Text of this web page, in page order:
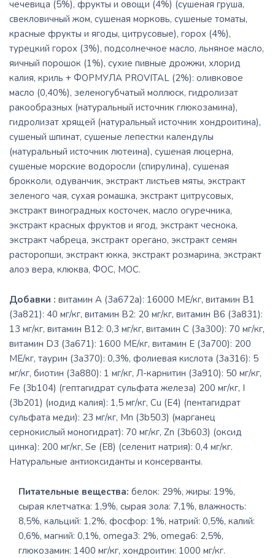
чечевица (5%), фрукты и овощи (4%) (сушеная груша,
свекловичный жом, сушеная морковь, сушеные томаты,
красные фрукты и ягоды, цитрусовые), горох (4%),
турецкий горох (3%), подсолнечное масло, льняное масло,
яичный порошок (1%), сухие пивные дрожжи, хлорид
калия, криль + ФОРМУЛА PROVITAL (2%): оливковое
масло (0,40%), зеленогубчатый моллюск, гидролизат
ракообразных (натуральный источник глюкозамина),
гидролизат хрящей (натуральный источник хондроитина),
сушеный шпинат, сушеные лепестки календулы
(натуральный источник лютеина), сушеная люцерна,
сушеные морские водоросли (спирулина), сушеная
брокколи, одуванчик, экстракт листьев мяты, экстракт
зеленого чая, сухая ромашка, экстракт цитрусовых,
экстракт виноградных косточек, масло огуречника,
экстракт красных фруктов и ягод, экстракт чеснока,
экстракт чабреца, экстракт орегано, экстракт семян
расторопши, экстракт юкка, экстракт розмарина, экстракт
алоэ вера, клюква, ФОС, МОС.
Добавки : витамин A (3a672a): 16000 МЕ/кг, витамин B1
(3a821): 40 мг/кг, витамин B2: 20 мг/кг, витамин B6 (3a831):
13 мг/кг, витамин B12: 0,3 мг/кг, витамин C (3a300): 70 мг/кг,
витамин D3 (3a671): 1600 МЕ/кг, витамин Е (3a700): 200
МЕ/кг, таурин (3a370): 0,3%, фолиевая кислота (3a316): 5
мг/кг, биотин (3a880): 1 мг/кг, Л-карнитин (3a910): 50 мг/кг,
Fe (3b104) (гептагидрат сульфата железа) 200 мг/кг, I
(3b201) (иодид калия): 1,5 мг/кг, Cu (E4) (пентагидрат
сульфата меди): 23 мг/кг, Mn (3b503) (марганец
сернокислый моногидрат): 70 мг/кг, Zn (3b603) (оксид
цинка): 200 мг/кг, Se (E8) (селенит натрия): 0,4 мг/кг.
Натуральные антиоксиданты и консерванты.
Питательные вещества: белок: 29%, жиры: 19%,
сырая клетчатка: 1,9%, сырая зола: 7,1%, влажность:
8,5%, кальций: 1,2%, фосфор: 1%, натрий: 0,5%, калий:
0,6%, магний: 0,1%, omega3: 2%, omega6: 2,5%,
глюкозамин: 1400 мг/кг, хондроитин: 1000 мг/кг.